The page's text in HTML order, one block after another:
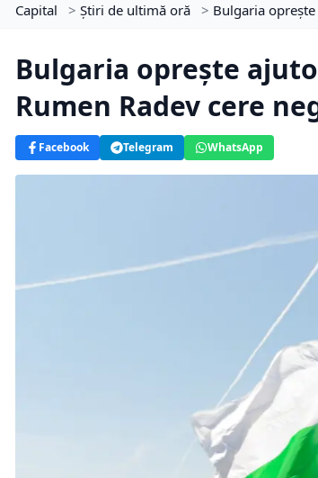
Capital > Știri de ultimă oră > Bulgaria
Bulgaria oprește
Rumen Radev cere
Facebook Telegram WhatsApp